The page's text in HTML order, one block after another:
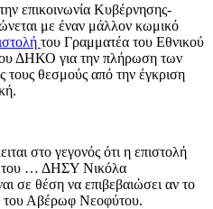
επικοινωνία Κυβέρνησης-
με έναν μάλλον κωμικό
του Γραμματέα του Εθνικού
ΔΗΚΟ για την πλήρωση των
θεσμούς από την έγκριση
στο γεγονός ότι η επιστολή
του … ΔΗΣΥ Νικόλα
σε θέση να επιβεβαιώσει αν το
του Αβέρωφ Νεοφύτου.